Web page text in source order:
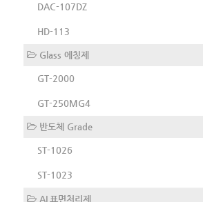
DAC-107DZ
HD-113
Glass 에칭제
GT-2000
GT-250MG4
반도체 Grade
ST-1026
ST-1023
AL표면처리제